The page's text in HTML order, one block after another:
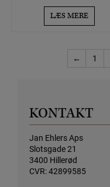
LÆS MERE
← 1
KONTAKT
Jan Ehlers Aps
Slotsgade 21
3400 Hillerød
CVR: 42899585